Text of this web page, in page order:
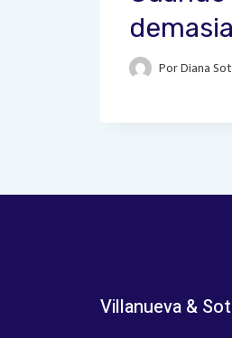
Por Diana
Villanueva &